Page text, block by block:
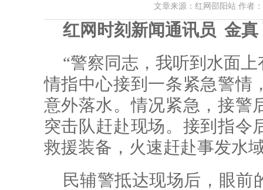
文章来源：红网邵阳站 作者
红网时刻新闻通讯员 金真
“警察同志，我听到水面
情指中心接到一条紧急警情
意外落水。情况紧急，接警
突击队赶赴现场。接到指令
救援装备，火速赶赴事发水
民辅警抵达现场后，眼前